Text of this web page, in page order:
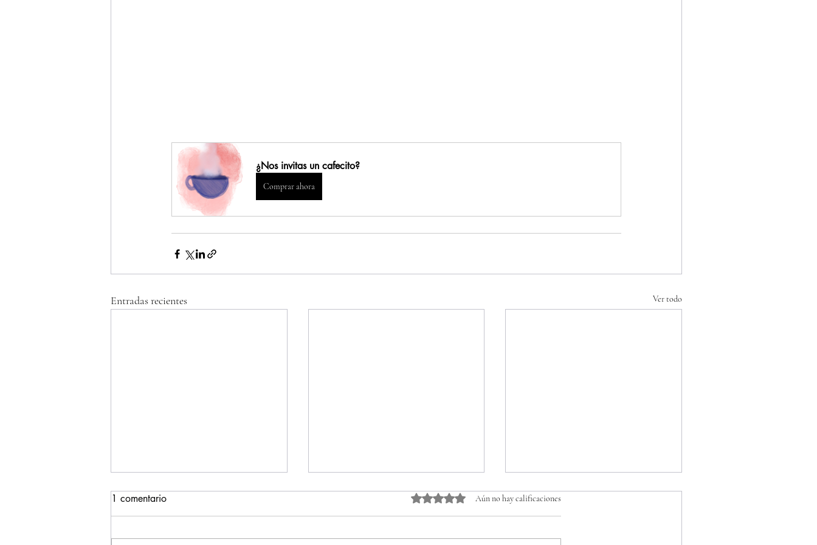
¿Nos invitas un cafecito?
Comprar ahora
Entradas recientes Ver todo
1 comentario Obtuvo 0 de 5 estrellas.Aún no hay calificaciones